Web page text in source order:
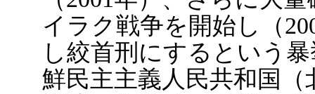
イラク戦争を開始し（
し絞首刑にするという
鮮民主主義人民共和国